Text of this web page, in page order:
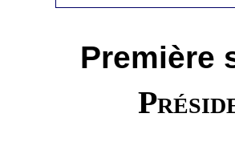
Première